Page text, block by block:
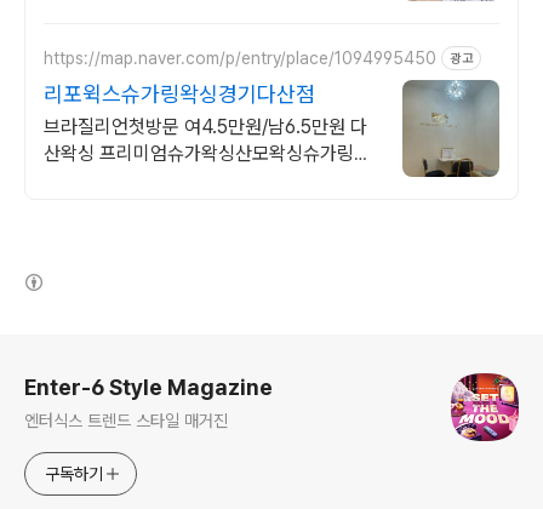
https://map.naver.com/p/entry/place/1094995450 광고
리포윅스슈가링왁싱경기다산점
브라질리언첫방문 여4.5만원/남6.5만원 다
산왁싱 프리미엄슈가왁싱산모왁싱슈가링전
Enter-6 Style Magazine
엔터식스 트렌드 스타일 매거진
구독하기